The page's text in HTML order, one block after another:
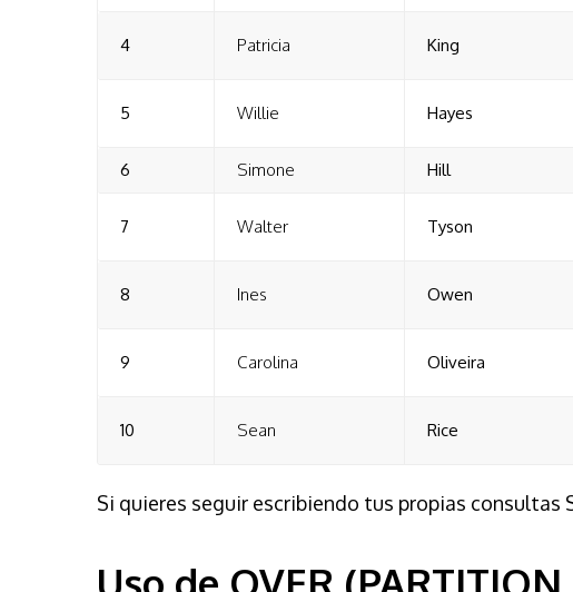
4 Patricia King
5 Willie Hayes
6 Simone Hill
7 Walter Tyson
8 Ines Owen
9 Carolina Oliveira
10 Sean Rice
Si quieres seguir escribiendo tus propias consultas
Uso de OVER (PARTITION